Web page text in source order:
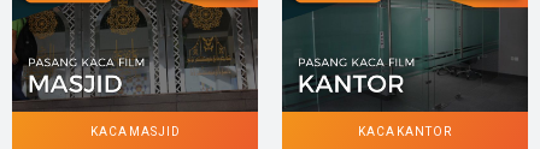
KACA MASJID KACA KANTOR